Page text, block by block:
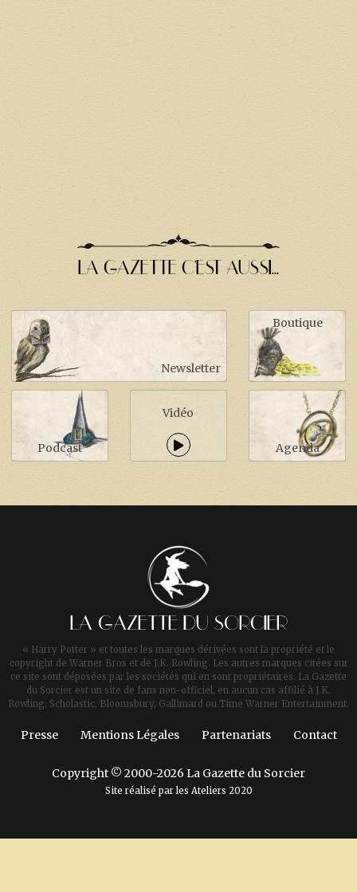
LA GAZETTE C'EST AUSSI...
Newsletter
Boutique
Podcast
Vidéo
Agenda
LA GAZETTE DU SORCIER
« Harry Potter » et toutes les marques dérivées sont la propriété et le
copyright de Warner Bros et de J.K. Rowling. Les autres marques citées sur
ce site sont déposées par les sociétés qui en sont propriétaires. La Gazette
du Sorcier est un site de fans non-officiel, en aucun cas affilié à J.K.
Rowling, Scholastic, Bloomsbury, Gallimard ou Time Warner Entertainment.
Presse Mentions Légales Partenariats Contact
Copyright © 2000-2026 La Gazette du Sorcier
Site réalisé par les Ateliers 2020